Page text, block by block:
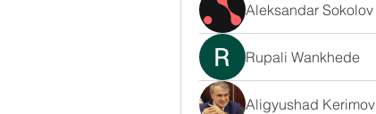
Aleksandar Sokolov
Rupali Wankhede
Aligyushad Kerimov